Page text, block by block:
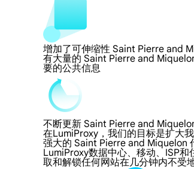
增加了可伸缩性 Saint Pierre and
有大量的 Saint Pierre and
要的公共信息
不断更新 Saint Pierre and
在LumiProxy，我们的目标是扩大
强大的 Saint Pierre and Miquelon
LumiProxy数据中心、移动、ISP
取和解锁任何网站在几分钟内不受